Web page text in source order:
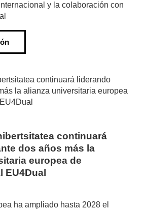
y la colaboración con
continuará
dos años más la
europea de
EU4Dual
ha ampliado hasta 2028 el